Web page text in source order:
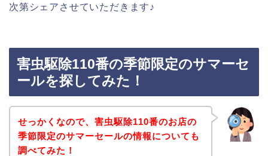
次第シェアさせていただきます♪
害虫駆除110番の季節限定のサマーセ
ールを探してみた！
せっかくなので、害虫駆除110番のお店の
季節限定のサマーセールの情報についても
調べてみた！